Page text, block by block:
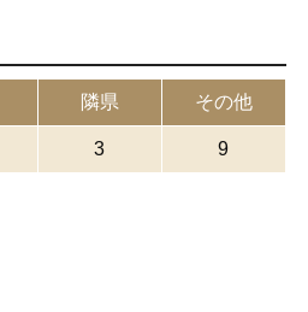
隣県 その他
3 9